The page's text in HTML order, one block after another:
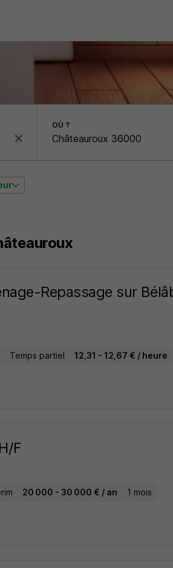
OÙ ?
Repassage sur
Temps partiel 12,31 - 12,67 € / heure
F
20 000 - 30 000 € / an 1 mois